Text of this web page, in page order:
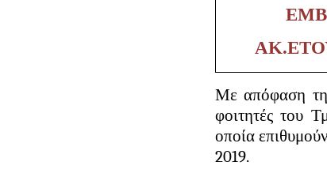
Με απόφαση
φοιτητές του
οποία
2019.